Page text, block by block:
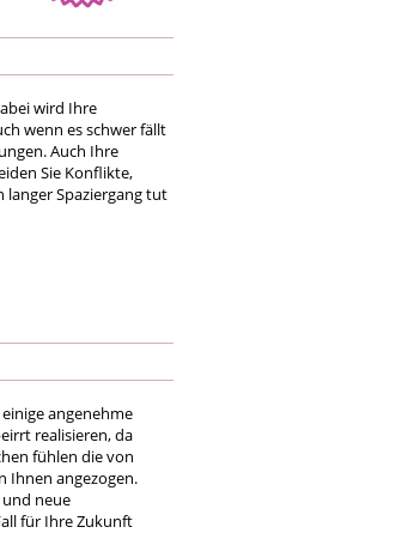
wird Ihre
wenn es schwer fällt
Auch Ihre
Sie Konflikte,
langer Spaziergang tut
angenehme
realisieren, da
fühlen die von
Ihnen angezogen.
und neue
für Ihre Zukunft